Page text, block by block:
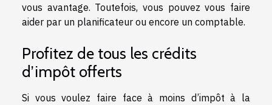
vous avantage. Toutefois, vous pouvez vous faire
aider par un planificateur ou encore un comptable.
Profitez de tous les crédits
d’impôt offerts
Si vous voulez faire face à moins d’impôt à la